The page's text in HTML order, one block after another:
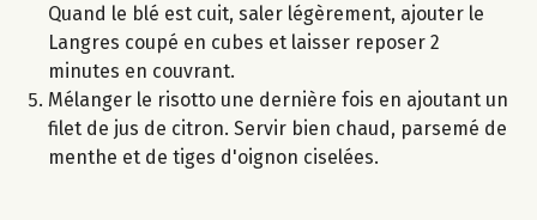
Quand le blé est cuit, saler légèrement, ajouter le
Langres coupé en cubes et laisser reposer 2
minutes en couvrant.
Mélanger le risotto une dernière fois en ajoutant un
filet de jus de citron. Servir bien chaud, parsemé de
menthe et de tiges d'oignon ciselées.